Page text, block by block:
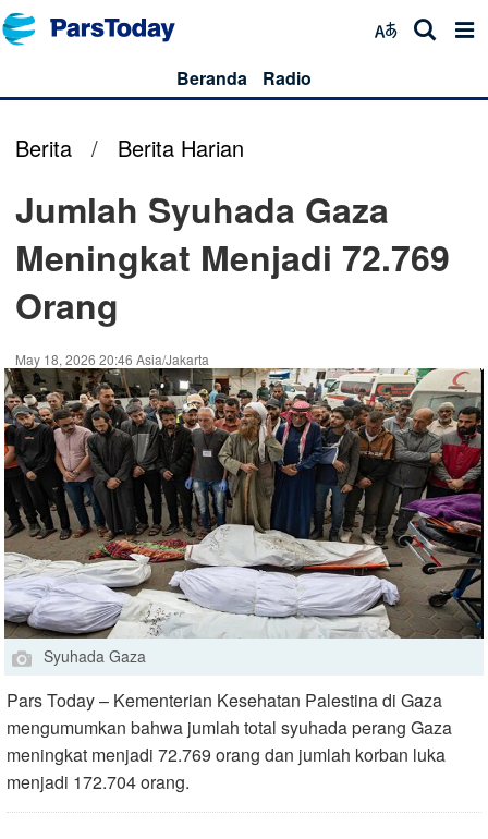
Beranda Radio
Berita / Berita Harian
Jumlah Syuhada Gaza
Meningkat Menjadi 72.769
Orang
May 18, 2026 20:46 Asia/Jakarta
Syuhada Gaza
Pars Today – Kementerian Kesehatan Palestina di Gaza
mengumumkan bahwa jumlah total syuhada perang Gaza
meningkat menjadi 72.769 orang dan jumlah korban luka
menjadi 172.704 orang.